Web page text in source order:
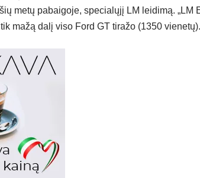
metų pabaigoje, specialųjį LM leidimą. „LM
mažą dalį viso Ford GT tiražo (1350 vienetų).